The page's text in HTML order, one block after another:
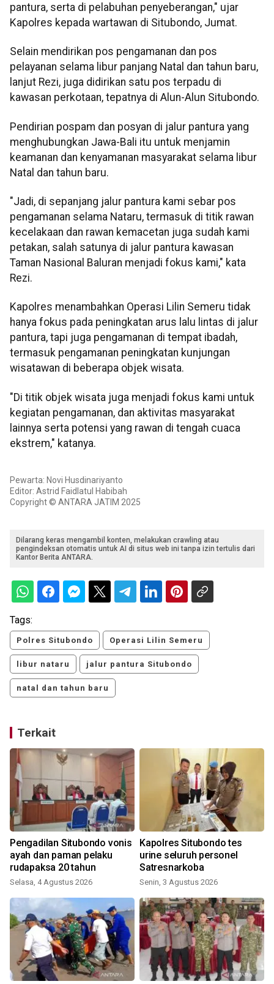
pantura, serta di pelabuhan penyeberangan," ujar
Kapolres kepada wartawan di Situbondo, Jumat.
Selain mendirikan pos pengamanan dan pos
pelayanan selama libur panjang Natal dan tahun baru,
lanjut Rezi, juga didirikan satu pos terpadu di
kawasan perkotaan, tepatnya di Alun-Alun Situbondo.
Pendirian pospam dan posyan di jalur pantura yang
menghubungkan Jawa-Bali itu untuk menjamin
keamanan dan kenyamanan masyarakat selama libur
Natal dan tahun baru.
"Jadi, di sepanjang jalur pantura kami sebar pos
pengamanan selama Nataru, termasuk di titik rawan
kecelakaan dan rawan kemacetan juga sudah kami
petakan, salah satunya di jalur pantura kawasan
Taman Nasional Baluran menjadi fokus kami," kata
Rezi.
Kapolres menambahkan Operasi Lilin Semeru tidak
hanya fokus pada peningkatan arus lalu lintas di jalur
pantura, tapi juga pengamanan di tempat ibadah,
termasuk pengamanan peningkatan kunjungan
wisatawan di beberapa objek wisata.
"Di titik objek wisata juga menjadi fokus kami untuk
kegiatan pengamanan, dan aktivitas masyarakat
lainnya serta potensi yang rawan di tengah cuaca
ekstrem," katanya.
Pewarta: Novi Husdinariyanto
Editor: Astrid Faidlatul Habibah
Copyright © ANTARA JATIM 2025
Dilarang keras mengambil konten, melakukan crawling atau
pengindeksan otomatis untuk AI di situs web ini tanpa izin tertulis dari
Kantor Berita ANTARA.
Tags:
Polres Situbondo Operasi Lilin Semeru
libur nataru jalur pantura Situbondo
natal dan tahun baru
Terkait
Pengadilan Situbondo vonis
ayah dan paman pelaku
rudapaksa 20 tahun
Selasa, 4 Agustus 2026
Kapolres Situbondo tes
urine seluruh personel
Satresnarkoba
Senin, 3 Agustus 2026